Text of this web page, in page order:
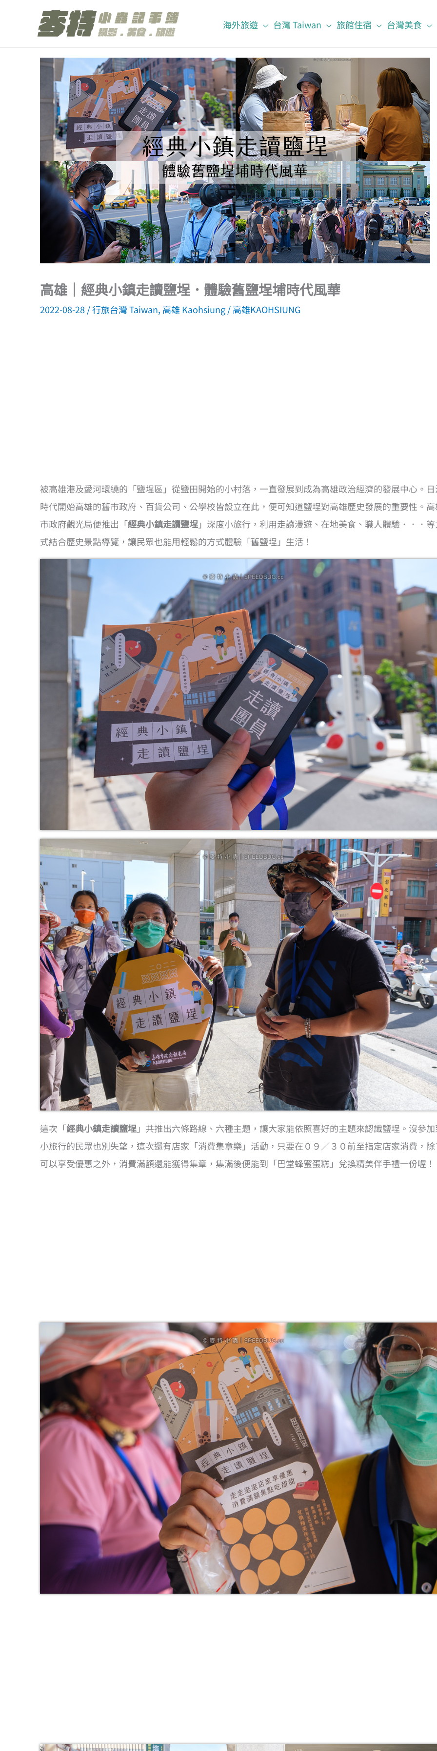
海外旅遊 台灣 Taiwan 旅館住宿 台灣美食
高雄｜經典小鎮走讀鹽埕．體驗舊鹽埕埔時代風華
2022-08-28/行旅台灣 Taiwan, 高雄 Kaohsiung/高雄KAOHSIUNG
被高雄港及愛河環繞的「鹽埕區」從鹽田開始的小村落，一直發展到成為高雄政治經濟的發展中心。
時代開始高雄的舊市政府、百貨公司、公學校皆設立在此，便可知道鹽埕對高雄歷史發展的重要性。
市政府觀光局便推出「經典小鎮走讀鹽埕」深度小旅行，利用走讀漫遊、在地美食、職人體驗．．．
式結合歷史景點導覽，讓民眾也能用輕鬆的方式體驗「舊鹽埕」生活！
這次「經典小鎮走讀鹽埕」共推出六條路線、六種主題，讓大家能依照喜好的主題來認識鹽埕。沒參
小旅行的民眾也別失望，這次還有店家「消費集章樂」活動，只要在０９／３０前至指定店家消費，
可以享受優惠之外，消費滿額還能獲得集章，集滿後便能到「巴堂蜂蜜蛋糕」兌換精美伴手禮一份喔！